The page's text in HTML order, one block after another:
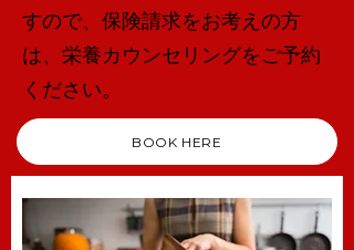
すので、保険請求をお考えの方
は、栄養カウンセリングをご予約
ください。
BOOK HERE